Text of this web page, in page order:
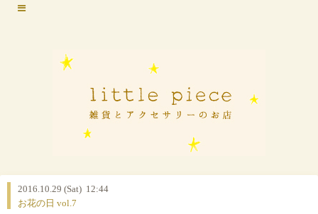
2016.10.29 (Sat) 12:44
お花の日 vol.7